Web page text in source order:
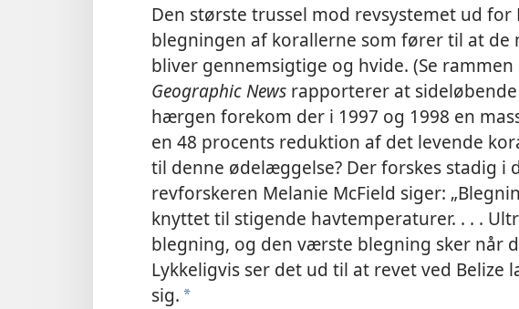
Den største trussel mod revsystemet ud for
blegningen af korallerne som fører til at de
bliver gennemsigtige og hvide. (Se rammen
Geographic News rapporterer at
hærgen forekom der i 1997 og 1998 en
en 48 procents reduktion af det levende
til denne ødelæggelse? Der forskes stadig i
revforskeren Melanie McField siger:
knyttet til stigende havtemperaturer. . . .
blegning, og den værste blegning sker når
Lykkeligvis ser det ud til at revet ved Belize
sig. *